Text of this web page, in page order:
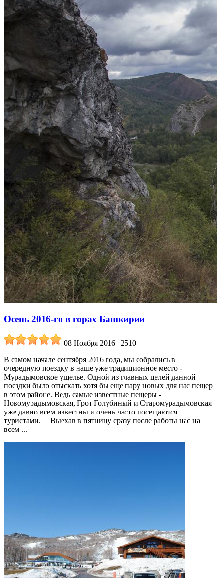
Осень 2016-го в горах Башкирии
08 Ноября 2016 | 2510 |
В самом начале сентября 2016 года, мы собрались в
очередную поездку в наше уже традиционное место -
Мурадымовское ущелье. Одной из главных целей данной
поездки было отыскать хотя бы еще пару новых для нас пещер
в этом районе. Ведь самые известные пещеры -
Новомурадымовская, Грот Голубиный и Старомурадымовская
уже давно всем известны и очень часто посещаются
туристами. Выехав в пятницу сразу после работы нас на
всем ...